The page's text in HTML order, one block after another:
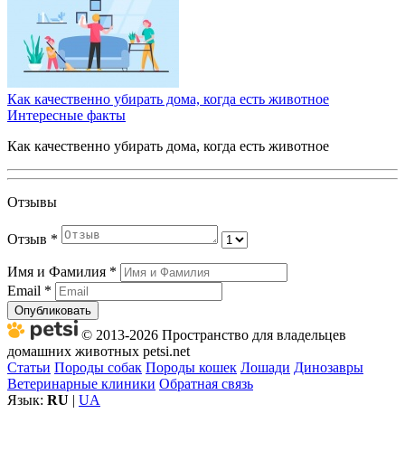
Как качественно убирать дома, когда есть животное
Интересные факты
Как качественно убирать дома, когда есть животное
Отзывы
Отзыв *
Имя и Фамилия *
Email *
Опубликовать
© 2013-2026 Пространство для владельцев
домашних животных petsi.net
Статьи Породы собак Породы кошек Лошади Динозавры
Ветеринарные клиники Обратная связь
Язык: RU | UA